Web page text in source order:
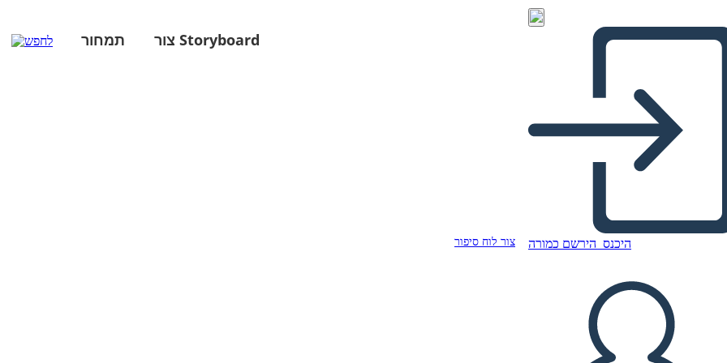
תמחור צור Storyboard
צור לוח סיפור היכנס הירשם כמורה